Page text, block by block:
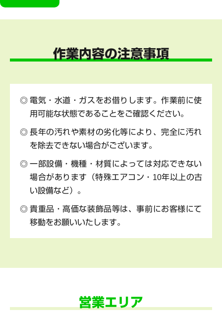
作業内容の注意事項
電気・水道・ガスをお借りします。作業前に使
用可能な状態であることをご確認ください。
長年の汚れや素材の劣化等により、完全に汚れ
を除去できない場合がございます。
一部設備・機種・材質によっては対応できない
場合があります（特殊エアコン・10年以上の古
い設備など）。
貴重品・高価な装飾品等は、事前にお客様にて
移動をお願いいたします。
営業エリア